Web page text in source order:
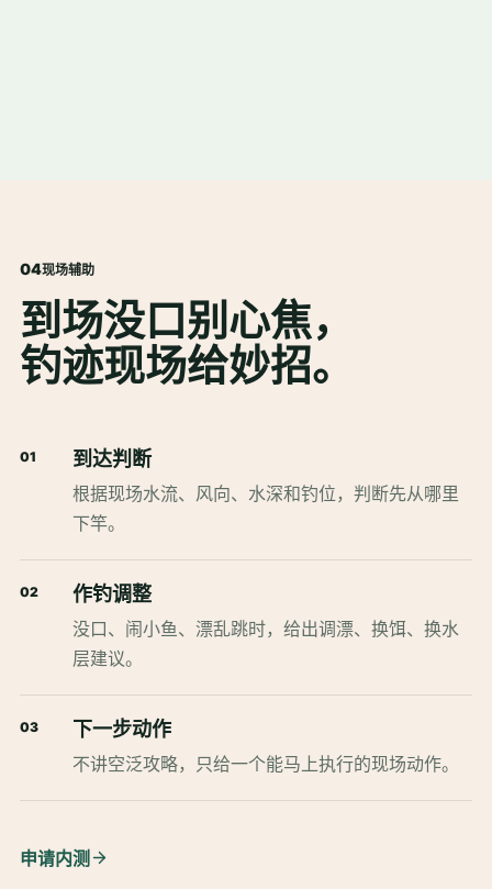
04现场辅助
到场没口别心焦，
钓迹现场给妙招。
01 到达判断
根据现场水流、风向、水深和钓位，判断先从哪里
下竿。
02 作钓调整
没口、闹小鱼、漂乱跳时，给出调漂、换饵、换水
层建议。
03 下一步动作
不讲空泛攻略，只给一个能马上执行的现场动作。
申请内测